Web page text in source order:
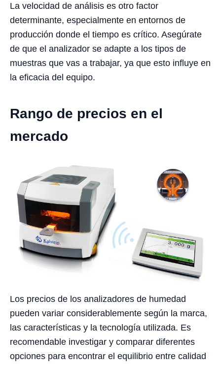
La velocidad de análisis es otro factor
determinante, especialmente en entornos de
producción donde el tiempo es crítico. Asegúrate
de que el analizador se adapte a los tipos de
muestras que vas a trabajar, ya que esto influye en
la eficacia del equipo.
Rango de precios en el
mercado
Los precios de los analizadores de humedad
pueden variar considerablemente según la marca,
las características y la tecnología utilizada. Es
recomendable investigar y comparar diferentes
opciones para encontrar el equilibrio entre calidad